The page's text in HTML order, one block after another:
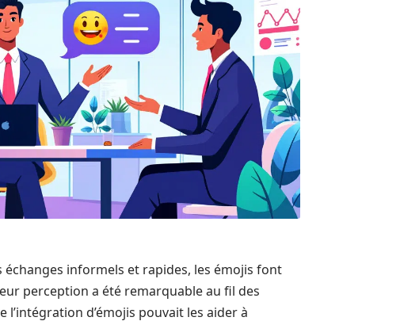
informels et rapides, les émojis font
perception a été remarquable au fil des
d’émojis pouvait les aider à